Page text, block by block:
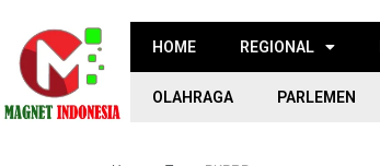
HOME REGIONAL
OLAHRAGA PARLEMEN